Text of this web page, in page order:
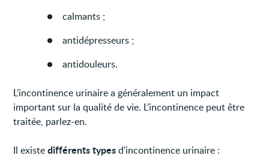
calmants ;
antidépresseurs ;
antidouleurs.
L’incontinence urinaire a généralement un impact
important sur la qualité de vie. L’incontinence peut être
traitée, parlez-en.
Il existedifférents typesd'incontinence urinaire :